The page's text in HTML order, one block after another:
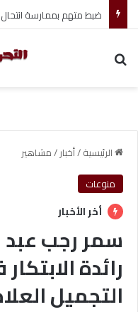
ضبط متهم بممارسة
الرئيسية/أخبار/مشاهير
منوعات
أخر الأخبار
سمر رجب عبد
رائدة
التجميل